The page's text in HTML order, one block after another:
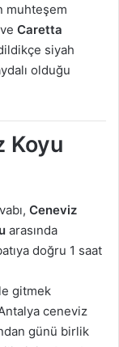
muhteşem
ve Caretta
siyah
olduğu
Koyu
Ceneviz
arasında
doğru 1 saat
gitmek
ceneviz
günü birlik